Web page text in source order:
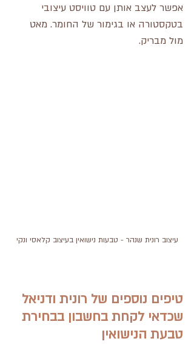
אפשר לעצב אותן עם טוויסט עיצובי
בטקסטורה או בגימור של החומר. מאט
מול מבריק.
עיצוב רונית שנהר - טבעות נישואין בעיצוב קלאסי ונקי
טיפים נוספים של רונית ודניאל
שכדאי לקחת בחשבון בבחירת
טבעת הנישואין